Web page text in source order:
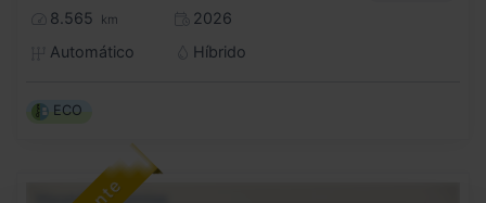
8.565 km
2026
Automático
Híbrido
ECO